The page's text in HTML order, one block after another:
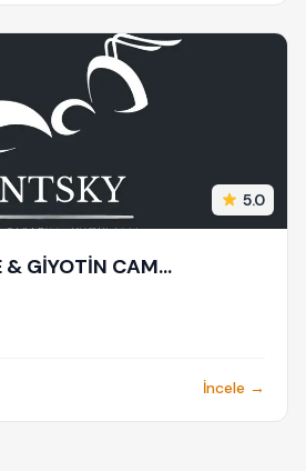
5.0
& GİYOTİN CAM
İncele →